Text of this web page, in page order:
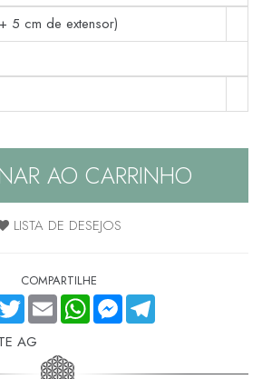
5 cm de extensor)
AO CARRINHO
LISTA DE DESEJOS
COMPARTILHE
EMAIL WHATSAPPMESSENGER
TELEGRAM
AG